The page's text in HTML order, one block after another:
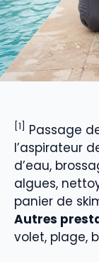
[1]
Passage
l’aspirateur
d’eau,
algues,
panier de
Autres
volet, plage,